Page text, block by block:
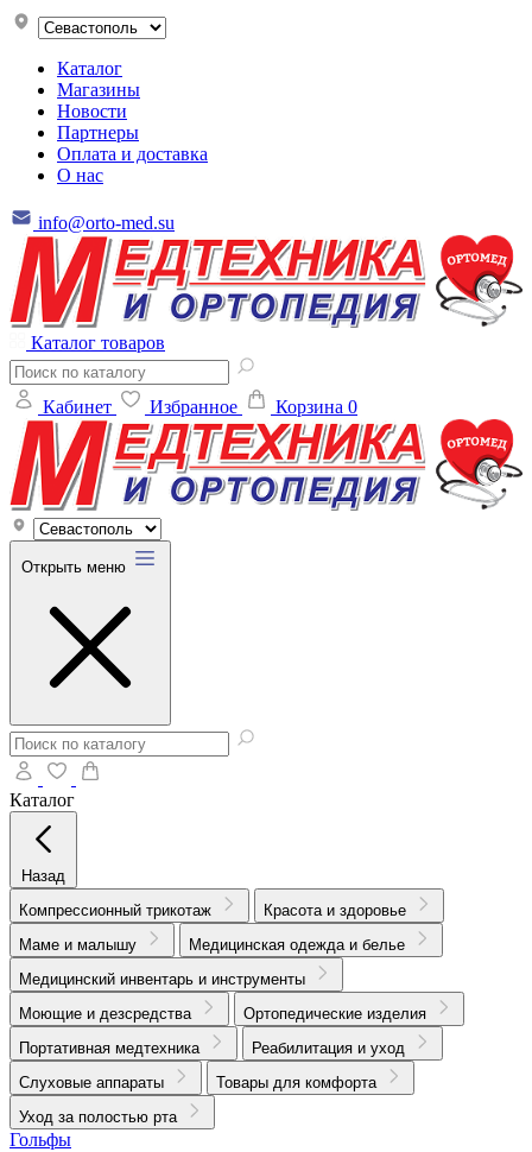
Каталог
Магазины
Новости
Партнеры
Оплата и доставка
О нас
info@orto-med.su
Каталог товаров
Кабинет Избранное Корзина 0
Открыть меню
Каталог
Назад
Компрессионный трикотаж
Красота и здоровье
Маме и малышу
Медицинская одежда и белье
Медицинский инвентарь и инструменты
Моющие и дезсредства
Ортопедические изделия
Портативная медтехника
Реабилитация и уход
Слуховые аппараты
Товары для комфорта
Уход за полостью рта
Гольфы